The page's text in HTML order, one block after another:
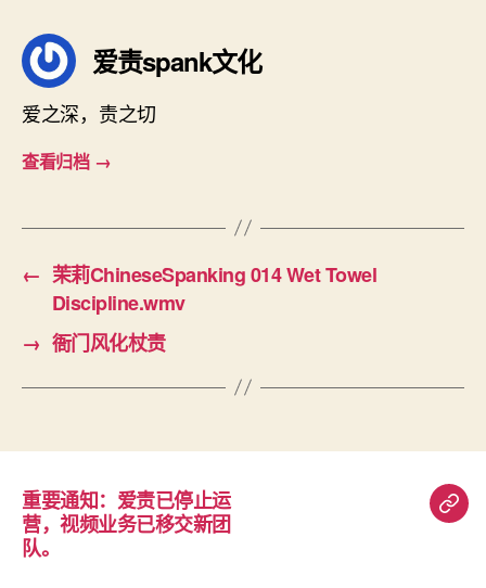
爱责spank文化
爱之深，责之切
查看归档 →
← 茉莉ChineseSpanking 014 Wet Towel
Discipline.wmv
→ 衙门风化杖责
重要通知：爱责已停止运
营，视频业务已移交新团
队。
重